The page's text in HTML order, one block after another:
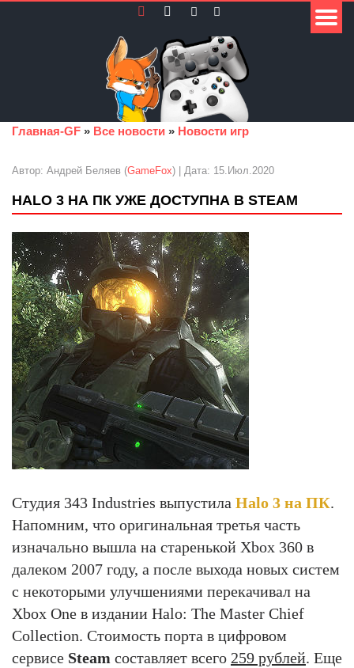
Главная-GF » Все новости » Новости игр
Автор: Андрей Беляев (GameFox) | Дата: 15.Июл.2020
HALO 3 НА ПК УЖЕ ДОСТУПНА В STEAM
Студия 343 Industries выпустила Halo 3 на ПК.
Напомним, что оригинальная третья часть
изначально вышла на старенькой Xbox 360 в
далеком 2007 году, а после выхода новых систем
с некоторыми улучшениями перекачивал на
Xbox One в издании Halo: The Master Chief
Collection. Стоимость порта в цифровом
сервисе Steam составляет всего 259 рублей. Еще